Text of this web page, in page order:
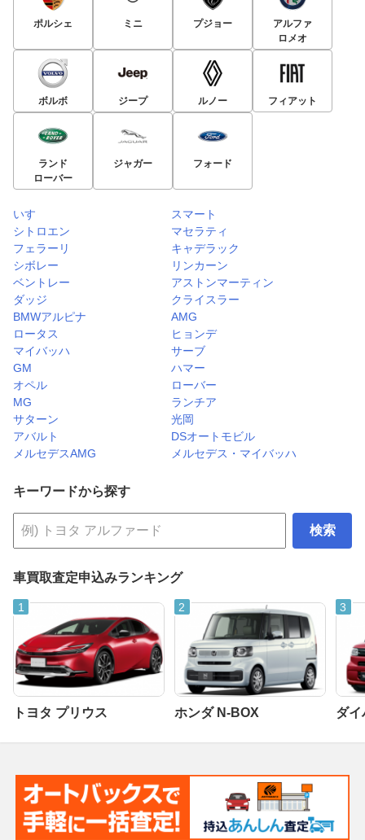
ポルシェ ミニ プジョー
アルファ
ロメオ
ボルボ ジープ ルノー フィアット
ランド
ローバー
ジャガー フォード
いすゞ
スマート
シトロエン
マセラティ
フェラーリ
キャデラック
シボレー
リンカーン
ベントレー
アストンマーティン
ダッジ
クライスラー
BMWアルピナ
AMG
ロータス
ヒョンデ
マイバッハ
サーブ
GM
ハマー
オペル
ローバー
MG
ランチア
サターン
光岡
アバルト
DSオートモビル
メルセデスAMG
メルセデス・マイバッハ
キーワードから探す
検索
車買取査定申込みランキング
トヨタ プリウス ホンダ N-BOX ダイ